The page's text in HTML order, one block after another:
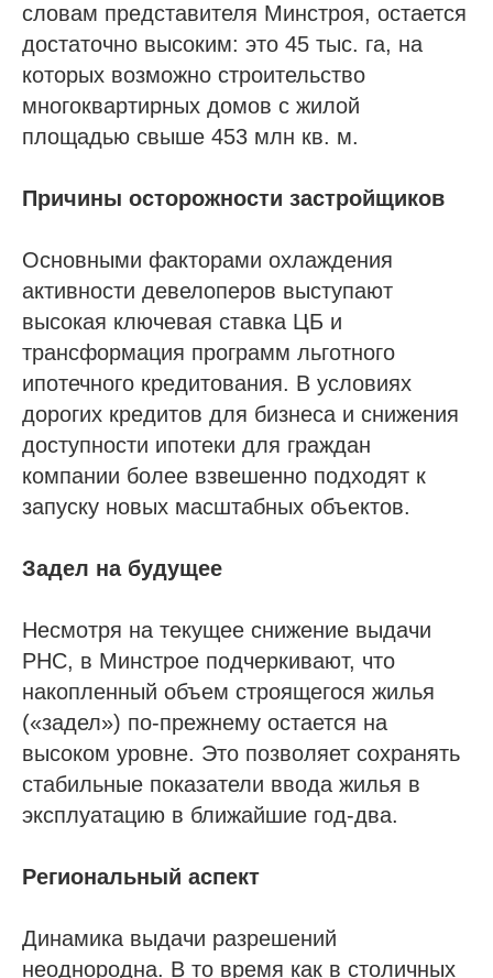
словам представителя Минстроя, остается
достаточно высоким: это 45 тыс. га, на
которых возможно строительство
многоквартирных домов с жилой
площадью свыше 453 млн кв. м.
Причины осторожности застройщиков
Основными факторами охлаждения
активности девелоперов выступают
высокая ключевая ставка ЦБ и
трансформация программ льготного
ипотечного кредитования. В условиях
дорогих кредитов для бизнеса и снижения
доступности ипотеки для граждан
компании более взвешенно подходят к
запуску новых масштабных объектов.
Задел на будущее
Несмотря на текущее снижение выдачи
РНС, в Минстрое подчеркивают, что
накопленный объем строящегося жилья
(«задел») по-прежнему остается на
высоком уровне. Это позволяет сохранять
стабильные показатели ввода жилья в
эксплуатацию в ближайшие год-два.
Региональный аспект
Динамика выдачи разрешений
неоднородна. В то время как в столичных